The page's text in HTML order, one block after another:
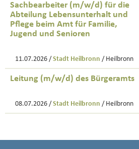
Sachbearbeiter (m/w/d) für die
Abteilung Lebensunterhalt und
Pflege beim Amt für Familie,
Jugend und Senioren
11.07.2026 / Stadt Heilbronn / Heilbronn
Leitung (m/w/d) des Bürgeramts
08.07.2026 / Stadt Heilbronn / Heilbronn